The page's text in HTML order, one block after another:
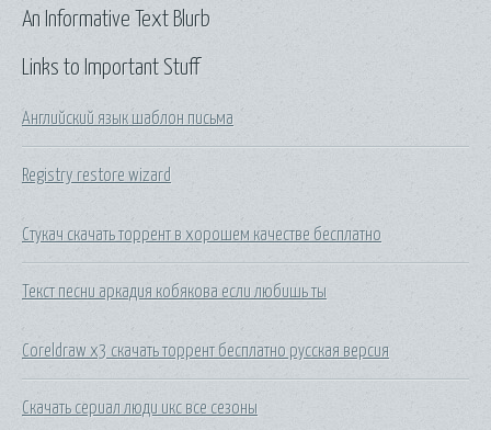
Links to Important Stuff
Английский язык шаблон письма
Registry restore wizard
Стукач скачать торрент в хорошем качестве бесплатно
Текст песни аркадия кобякова если любишь ты
Coreldraw х3 скачать торрент бесплатно русская версия
Скачать сериал люди икс все сезоны
An Informative Text Blurb